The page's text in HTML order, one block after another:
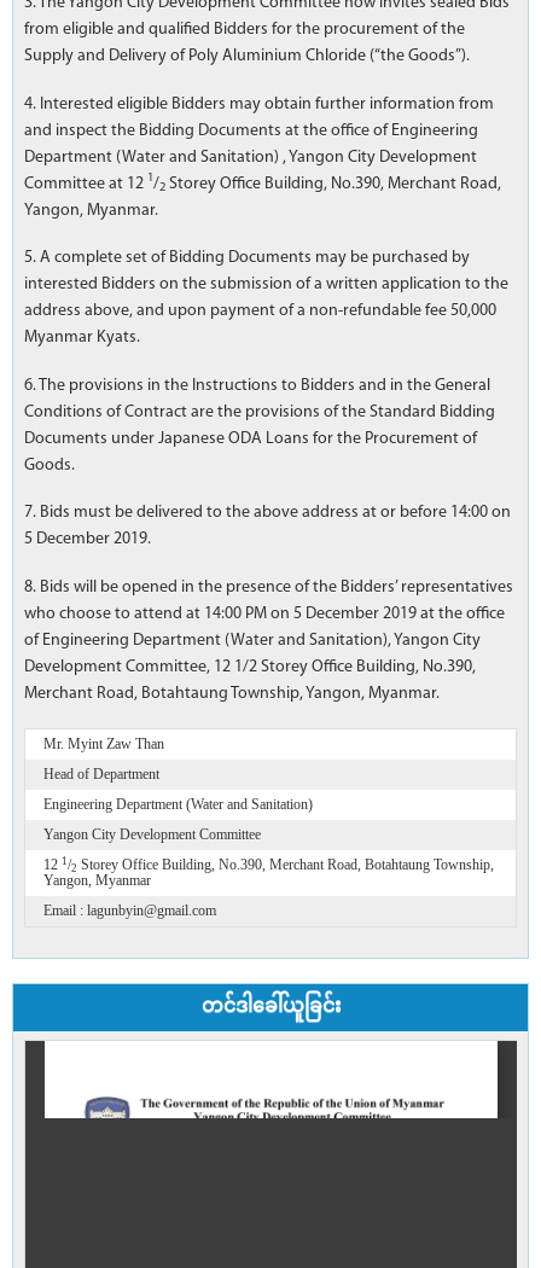
from eligible and qualified Bidders for the procurement of the
Supply and Delivery of Poly Aluminium Chloride (“the Goods”).
4. Interested eligible Bidders may obtain further information from
and inspect the Bidding Documents at the office of Engineering
Department (Water and Sanitation) , Yangon City Development
Committee at 12 1/2Storey Office Building, No.390, Merchant Road,
Yangon, Myanmar.
5. A complete set of Bidding Documents may be purchased by
interested Bidders on the submission of a written application to the
address above, and upon payment of a non-refundable fee 50,000
Myanmar Kyats.
6. The provisions in the Instructions to Bidders and in the General
Conditions of Contract are the provisions of the Standard Bidding
Documents under Japanese ODA Loans for the Procurement of
Goods.
7. Bids must be delivered to the above address at or before 14:00 on
5 December 2019.
8. Bids will be opened in the presence of the Bidders’ representatives
who choose to attend at 14:00 PM on 5 December 2019 at the office
of Engineering Department (Water and Sanitation), Yangon City
Development Committee, 12 1/2 Storey Office Building, No.390,
Merchant Road, Botahtaung Township, Yangon, Myanmar.
Mr. Myint Zaw Than
Head of Department
Engineering Department (Water and Sanitation)
Yangon City Development Committee
12 1 /2 Storey Office Building, No.390, Merchant Road, Botahtaung Township,
Yangon, Myanmar
Email : lagunbyin@gmail.com
တင်ဒါခေါ်ယူခြင်း